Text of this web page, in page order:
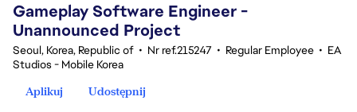
Gameplay Software Engineer -
Unannounced Project
Seoul, Korea, Republic of • Nr ref.215247 • Regular Employee • EA
Studios - Mobile Korea
Aplikuj
Udostępnij